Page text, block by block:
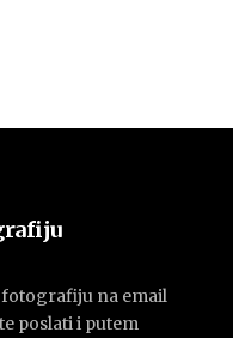
na email
poslati i putem